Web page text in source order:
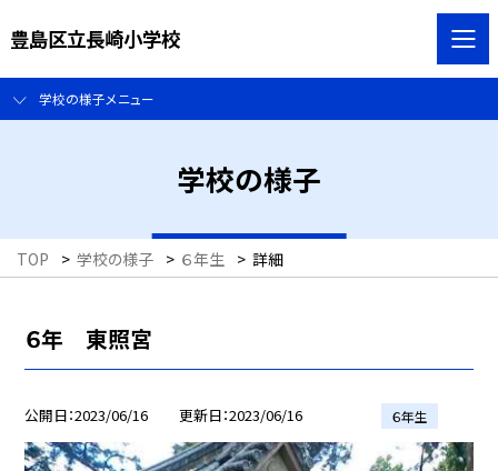
豊島区立長崎小学校
学校の様子メニュー
学校の様子
TOP > 学校の様子 > ６年生 > 詳細
６年 東照宮
公開日 2023/06/16 更新日 2023/06/16 ６年生